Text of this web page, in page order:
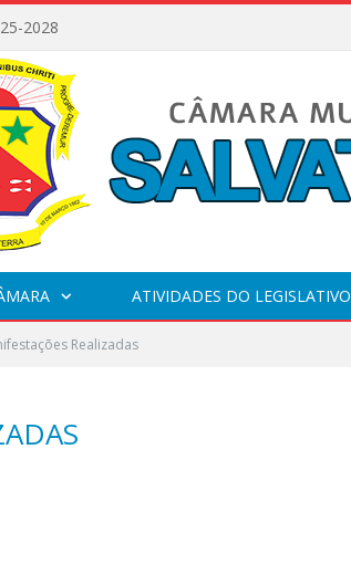
2028
ATIVIDADES DO LEGISLATIVO
Realizadas